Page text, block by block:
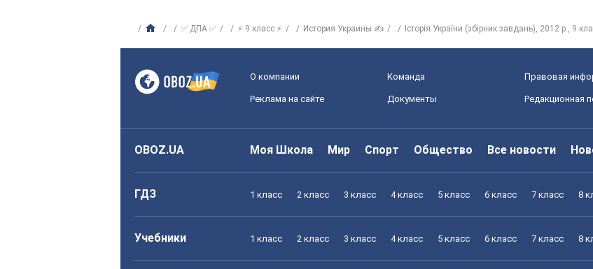
✅ ДПА ✅ ⚡ 9 класс ⚡ История Украины ✍ Історія України (збірник завдань), 2012 р., 9
О компании Команда Правовая
Реклама на сайте Документы Редакционная
OBOZ.UA Моя Школа Мир Спорт Общество Все новости
ГДЗ 1 класс 2 класс 3 класс 4 класс 5 класс 6 класс 7 класс 8
Учебники 1 класс 2 класс 3 класс 4 класс 5 класс 6 класс 7 класс 8